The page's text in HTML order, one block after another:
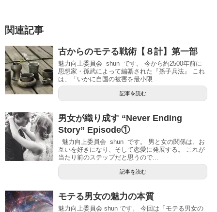
関連記事
古からのモテる戦術【８計】第一部
魅力向上委員会 shun です。 今から約2500年前に
思想家・孫武によって編纂された『孫子兵法』 これ
は、「いかに自国の被害を最小限...
記事を読む
男女が織り成す “Never Ending
Story” Episode①
互いを好きになり、そして恋愛に発展する。 これが
当たり前のステップだと思うので...
記事を読む
モテる男女の魅力の本質
魅力向上委員会 shun です。 今回は「モテる男女の